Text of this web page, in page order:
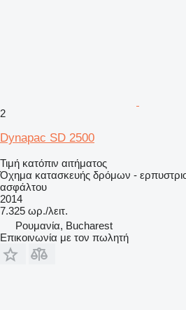
2
Dynapac SD 2500
Τιμή κατόπιν αιτήματος
Όχημα κατασκευής δρόμων -
ασφάλτου
2014
7.325 ωρ./λειτ.
Ρουμανία, Bucharest
Επικοινωνία με τον πωλητή